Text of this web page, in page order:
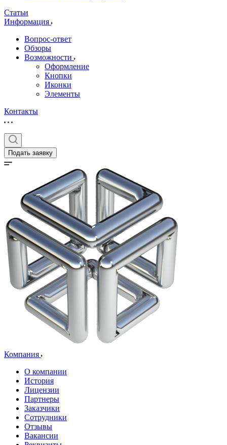
Статьи
Информация
Вопрос-ответ
Обзоры
Возможности
Оформление
Кнопки
Иконки
Элементы
Контакты
Подать заявку
Компания
О компании
История
Лицензии
Партнеры
Заказчики
Сотрудники
Отзывы
Вакансии